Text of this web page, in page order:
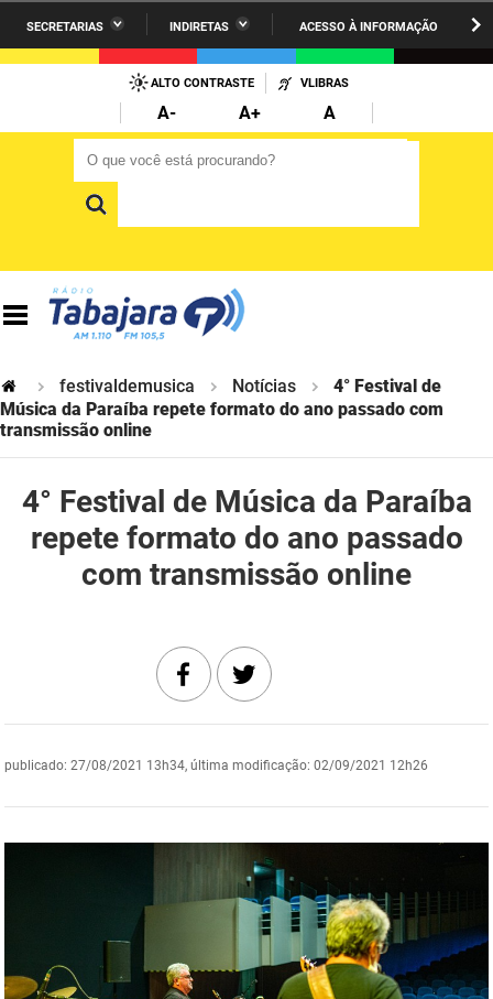
PARA
CONTEÚDO
SECRETARIAS INDIRETAS ACESSO À INFORMAÇÃO
Administração Penitenciária
Agricultura Familiar e Desenvolvimento do Semiárido
Casa Civil do Governador
Ciência, Tecnologia, Inovação e Ensino Superior
Comunicação Institucional
Controladoria Geral do Estado
Cultura
Desenvolvimento e da Articulação Municipal
Desenvolvimento Humano
Secretaria de Governo
Mulher e da Diversidade Humana
ARPB
Codata
Companhia Docas
FAC
ALTO CONTRASTE VLIBRAS
A- A+
A
O que você está procurando?
festivaldemusica Notícias
4° Festival de
Música da Paraíba repete formato do ano passado com
transmissão online
4° Festival de Música da Paraíba
repete formato do ano passado
com transmissão online
publicado: 27/08/2021 13h34, última modificação: 02/09/2021 12h26